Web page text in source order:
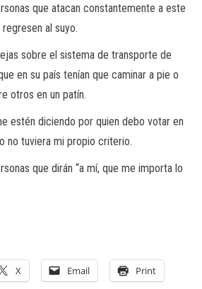
que atacan constantemente a este
al suyo.
sobre el sistema de transporte de
en su país tenían que caminar a pie o
otros en un patín.
estén diciendo por quien debo votar en
no tuviera mi propio criterio.
que dirán “a mí, que me importa lo
X Email Print